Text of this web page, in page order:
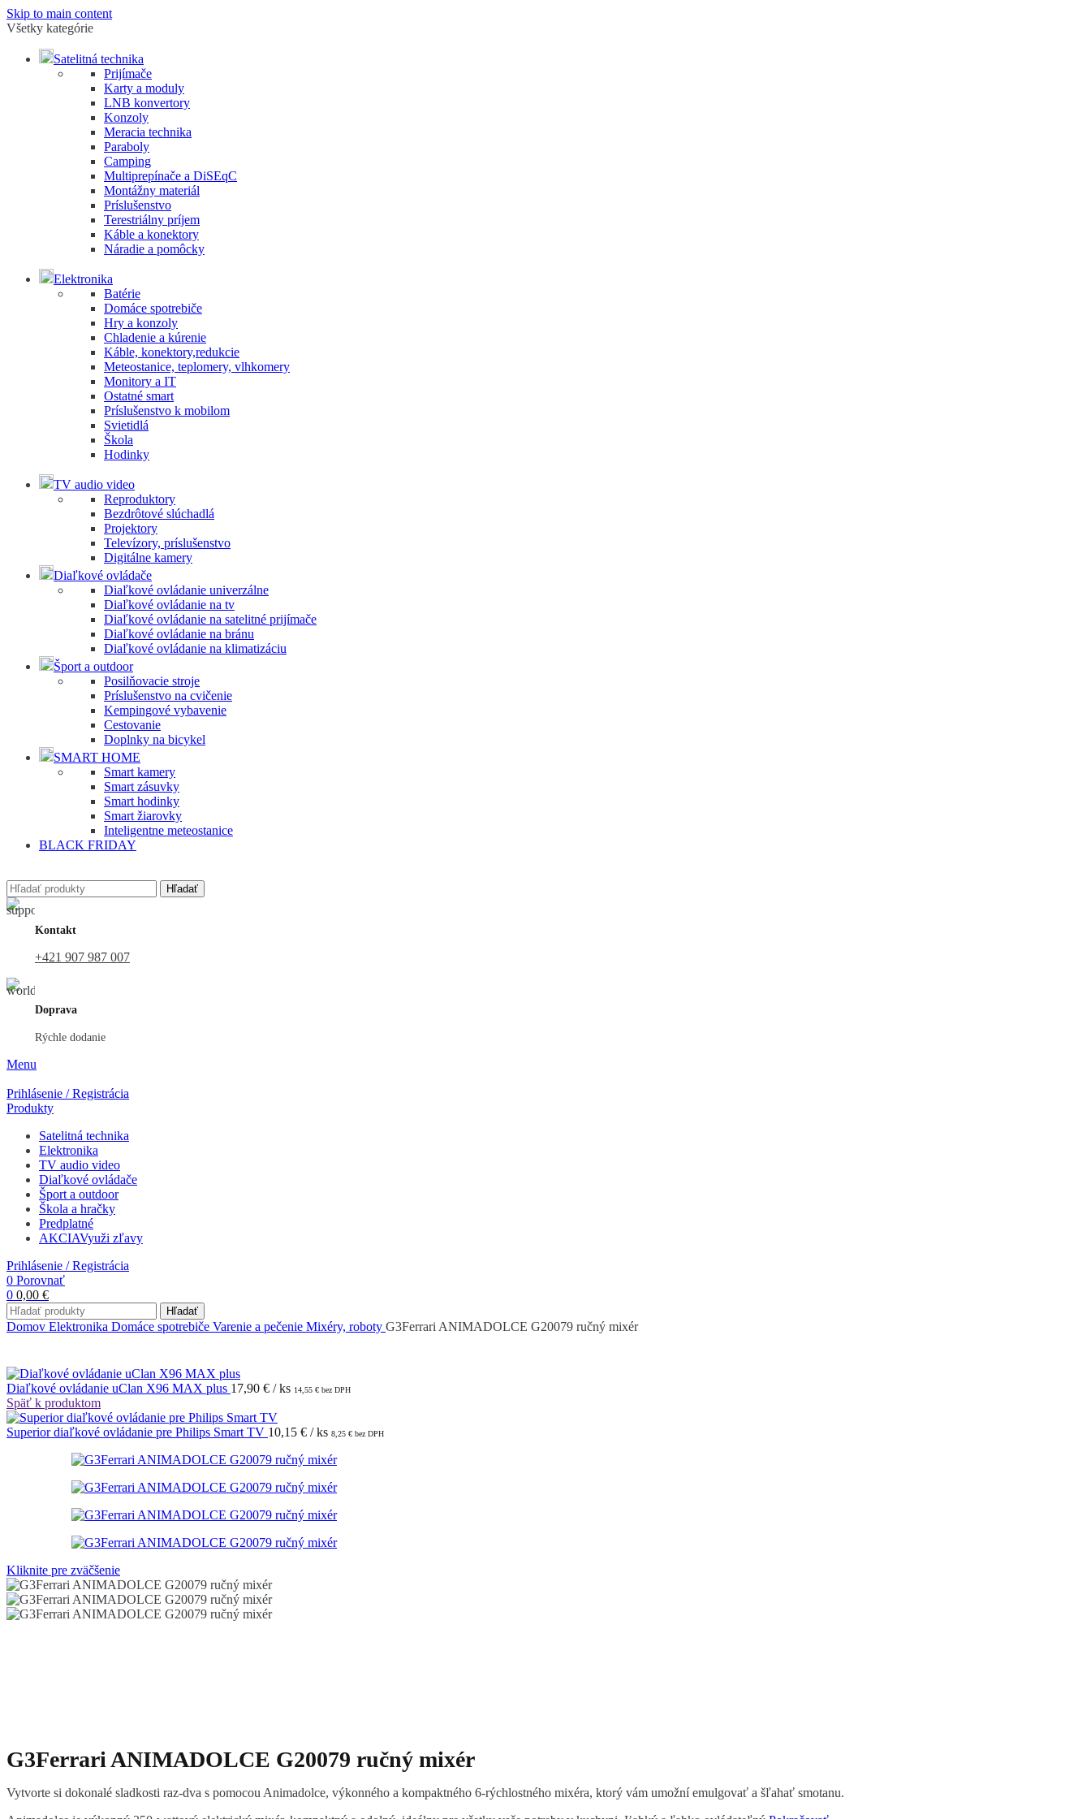
Skip to main content
Všetky kategórie
Satelitná technika
Prijímače
Karty a moduly
LNB konvertory
Konzoly
Meracia technika
Paraboly
Camping
Multiprepínače a DiSEqC
Montážny materiál
Príslušenstvo
Terestriálny príjem
Káble a konektory
Náradie a pomôcky
Elektronika
Batérie
Domáce spotrebiče
Hry a konzoly
Chladenie a kúrenie
Káble, konektory,redukcie
Meteostanice, teplomery, vlhkomery
Monitory a IT
Ostatné smart
Príslušenstvo k mobilom
Svietidlá
Škola
Hodinky
TV audio video
Reproduktory
Bezdrôtové slúchadlá
Projektory
Televízory, príslušenstvo
Digitálne kamery
Diaľkové ovládače
Diaľkové ovládanie univerzálne
Diaľkové ovládanie na tv
Diaľkové ovládanie na satelitné prijímače
Diaľkové ovládanie na bránu
Diaľkové ovládanie na klimatizáciu
Šport a outdoor
Posilňovacie stroje
Príslušenstvo na cvičenie
Kempingové vybavenie
Cestovanie
Doplnky na bicykel
SMART HOME
Smart kamery
Smart zásuvky
Smart hodinky
Smart žiarovky
Inteligentne meteostanice
BLACK FRIDAY
Hľadať
Kontakt
+421 907 987 007
Doprava
Rýchle dodanie
Menu
Prihlásenie / Registrácia
Produkty
Satelitná technika
Elektronika
TV audio video
Diaľkové ovládače
Šport a outdoor
Škola a hračky
Predplatné
AKCIAVyuži zľavy
Prihlásenie / Registrácia
0 Porovnať
0 0,00 €
Hľadať
Domov Elektronika Domáce spotrebiče Varenie a pečenie Mixéry, roboty G3Ferrari ANIMADOLCE G20079 ručný mixér
Diaľkové ovládanie uClan X96 MAX plus 17,90 € / ks 14,55 € bez DPH
Späť k produktom
Superior diaľkové ovládanie pre Philips Smart TV 10,15 € / ks 8,25 € bez DPH
Kliknite pre zväčšenie
G3Ferrari ANIMADOLCE G20079 ručný mixér
Vytvorte si dokonalé sladkosti raz-dva s pomocou Animadolce, výkonného a kompaktného 6-rýchlostného mixéra, ktorý vám umožní emulgovať a šľahať smotanu.